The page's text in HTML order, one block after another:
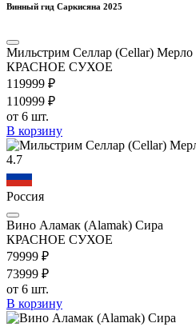
Винный гид Саркисяна 2025
Мильстрим Селлар (Cellar) Мерло
КРАСНОЕ СУХОЕ
119999 ₽
110999 ₽
от 6 шт.
В корзину
4.7
Россия
Вино Аламак (Alamak) Сира
КРАСНОЕ СУХОЕ
79999 ₽
73999 ₽
от 6 шт.
В корзину